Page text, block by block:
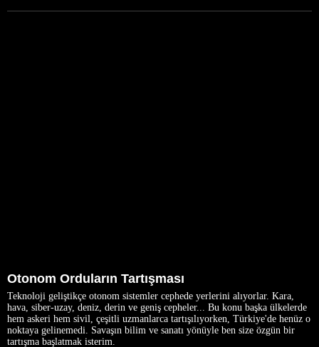
Otonom Orduların Tartışması
Teknoloji geliştikçe otonom sistemler cephede yerlerini alıyorlar. Kara,
hava, siber-uzay, deniz, derin ve geniş cepheler... Bu konu başka ülkelerde
hem askeri hem sivil, çeşitli uzmanlarca tartışılıyorken, Türkiye'de henüz o
noktaya gelinemedi. Savaşın bilim ve sanatı yönüyle ben size özgün bir
tartışma başlatmak isterim.